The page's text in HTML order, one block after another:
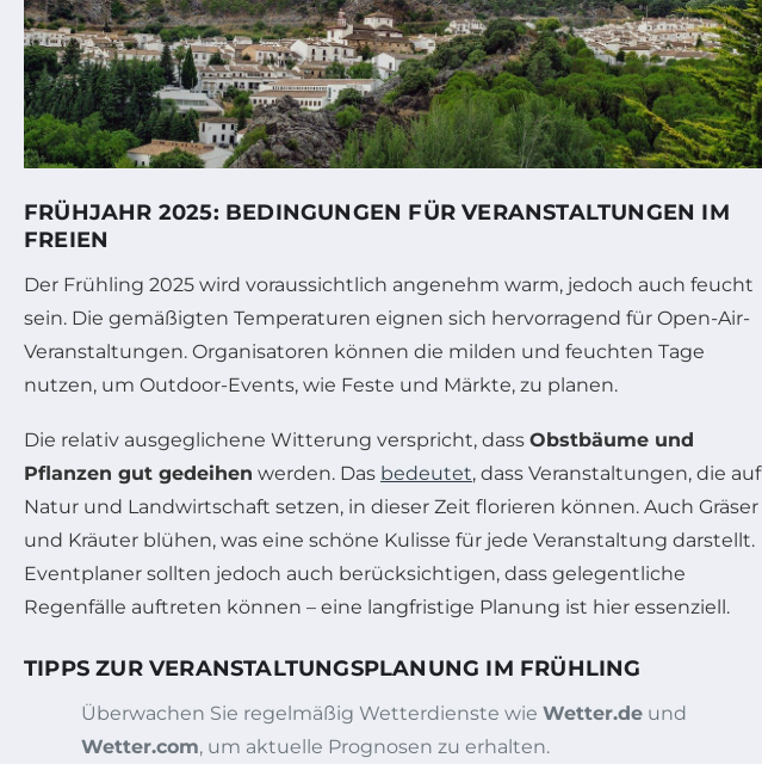
FRÜHJAHR 2025: BEDINGUNGEN FÜR VERANSTALTUNGEN IM
FREIEN
Der Frühling 2025 wird voraussichtlich angenehm warm, jedoch auch feucht
sein. Die gemäßigten Temperaturen eignen sich hervorragend für Open-Air-
Veranstaltungen. Organisatoren können die milden und feuchten Tage
nutzen, um Outdoor-Events, wie Feste und Märkte, zu planen.
Die relativ ausgeglichene Witterung verspricht, dass Obstbäume und
Pflanzen gut gedeihen werden. Das bedeutet, dass Veranstaltungen, die auf
Natur und Landwirtschaft setzen, in dieser Zeit florieren können. Auch Gräser
und Kräuter blühen, was eine schöne Kulisse für jede Veranstaltung darstellt.
Eventplaner sollten jedoch auch berücksichtigen, dass gelegentliche
Regenfälle auftreten können – eine langfristige Planung ist hier essenziell.
TIPPS ZUR VERANSTALTUNGSPLANUNG IM FRÜHLING
Überwachen Sie regelmäßig Wetterdienste wie Wetter.de und
Wetter.com, um aktuelle Prognosen zu erhalten.